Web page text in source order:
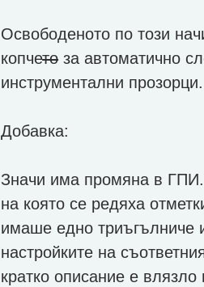
Освободеното по този
копчето за автоматично
инструментални прозорци.
Добавка:
Значи има промяна в
на която се редяха
имаше едно триъгълниче
настройките на
кратко описание е